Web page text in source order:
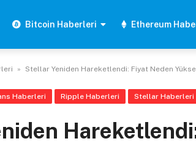
Bitcoin Haberleri Ethereum
» Stellar Yeniden Hareketlendi: Fiyat Neden
Haberleri Ripple Haberleri Stellar Haberleri